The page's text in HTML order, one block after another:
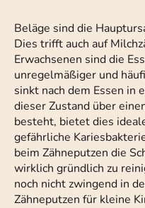
Beläge sind die
Dies trifft auch auf
Erwachsenen sind die
unregelmäßiger und
sinkt nach dem Essen in
dieser Zustand über
besteht, bietet dies
gefährliche
beim Zähneputzen die
wirklich gründlich zu
noch nicht zwingend in
Zähneputzen für kleine